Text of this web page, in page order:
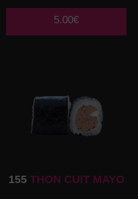
5.00€
155THON CUIT MAYO